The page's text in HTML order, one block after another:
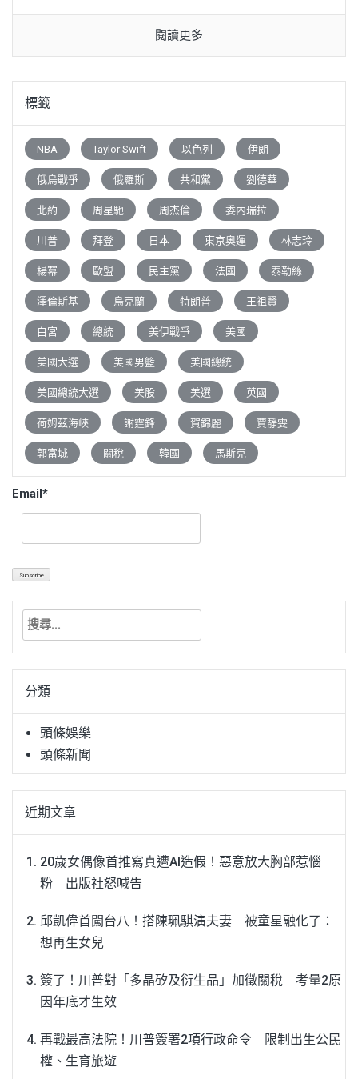
閱讀更多
標籤
NBA Taylor Swift 以色列 伊朗
俄烏戰爭 俄羅斯 共和黨 劉德華
北約 周星馳 周杰倫 委內瑞拉
川普 拜登 日本 東京奧運 林志玲
楊冪 歐盟 民主黨 法國 泰勒絲
澤倫斯基 烏克蘭 特朗普 王祖賢
白宮 總統 美伊戰爭 美國
美國大選 美國男籃 美國總統
美國總統大選 美股 美選 英國
荷姆茲海峽 謝霆鋒 賀錦麗 賈靜雯
郭富城 關稅 韓國 馬斯克
Email*
搜
關
字:分類
頭條娛樂
頭條新聞
近期文章
20歲女偶像首推寫真遭AI造假！惡意放大胸部惹惱
粉 出版社怒喊告
邱凱偉首闖台八！搭陳珮騏演夫妻 被童星融化了：
想再生女兒
簽了！川普對「多晶矽及衍生品」加徵關稅 考量2原
因年底才生效
再戰最高法院！川普簽署2項行政命令 限制出生公民
權、生育旅遊